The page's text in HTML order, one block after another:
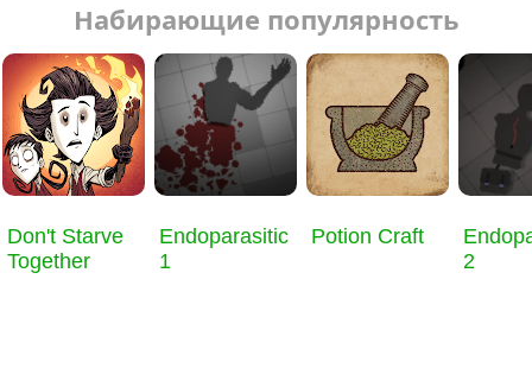
Набирающие популярность
Don't Starve
Together
Endoparasitic
1
Potion Craft
2